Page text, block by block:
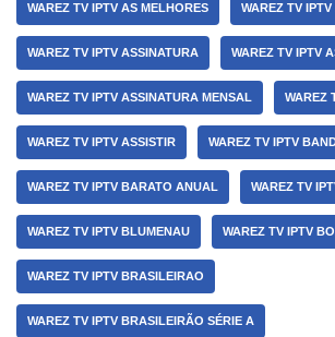
WAREZ TV IPTV AS MELHORES WAREZ TV
WAREZ TV IPTV ASSINATURA WAREZ TV IPTV
WAREZ TV IPTV ASSINATURA MENSAL WAREZ
WAREZ TV IPTV ASSISTIR WAREZ TV IPTV
WAREZ TV IPTV BARATO ANUAL WAREZ TV
WAREZ TV IPTV BLUMENAU WAREZ TV IPTV
WAREZ TV IPTV BRASILEIRAO
WAREZ TV IPTV BRASILEIRÃO SÉRIE A